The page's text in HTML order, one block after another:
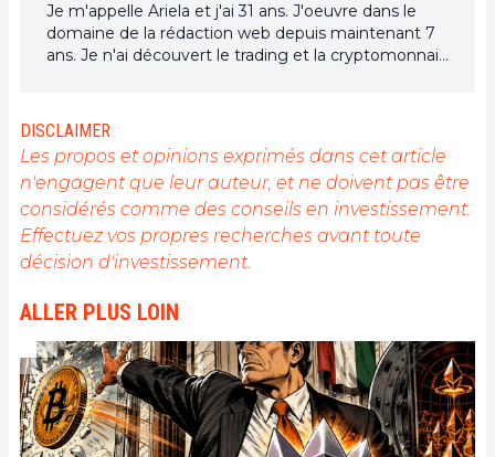
Je m'appelle Ariela et j'ai 31 ans. J'oeuvre dans le
domaine de la rédaction web depuis maintenant 7
ans. Je n'ai découvert le trading et la cryptomonnaie
sein de la plateforme me permettent d'en
apprendre davantage. Chanteuse à mes heures
perdues, je cultive aussi une grande passion pour la
musique et la lecture (et les animaux !)
DISCLAIMER
Les propos et opinions exprimés dans cet article
n'engagent que leur auteur, et ne doivent pas être
considérés comme des conseils en investissement.
Effectuez vos propres recherches avant toute
décision d'investissement.
ALLER PLUS LOIN